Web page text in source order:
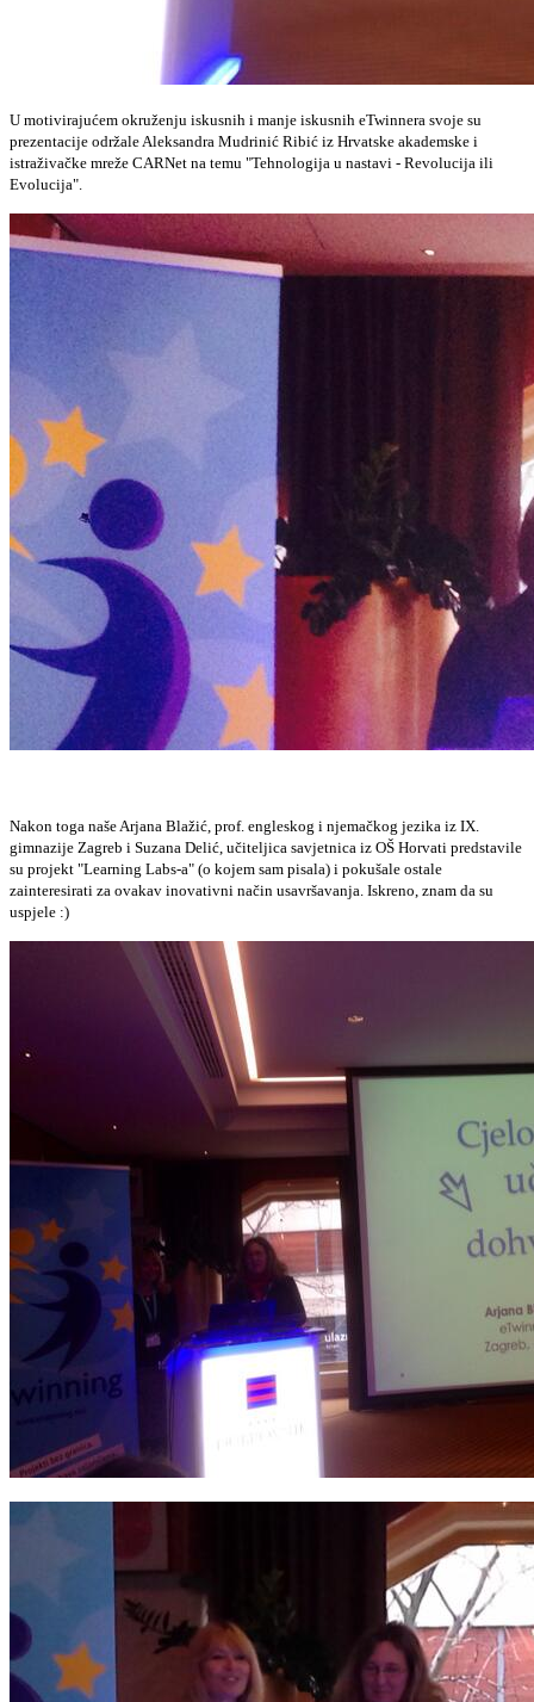
U motivirajućem okruženju iskusnih i manje iskusnih eTwinnera svoje su
prezentacije održale Aleksandra Mudrinić Ribić iz Hrvatske akademske i
istraživačke mreže CARNet na temu "Tehnologija u nastavi - Revolucija ili
Evolucija".
Nakon toga naše Arjana Blažić, prof. engleskog i njemačkog jezika iz IX.
gimnazije Zagreb i Suzana Delić, učiteljica savjetnica iz OŠ Horvati predstavile
su projekt "Learning Labs-a" (o kojem sam pisala) i pokušale ostale
zainteresirati za ovakav inovativni način usavršavanja. Iskreno, znam da su
uspjele :)